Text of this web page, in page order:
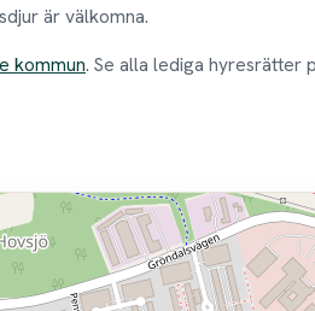
är välkomna.
kommun. Se alla lediga hyresrätter